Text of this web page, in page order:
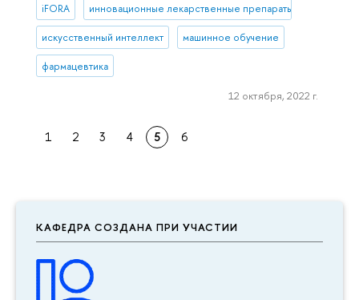
КАФЕДРА СОЗДАНА ПРИ УЧАСТИИ
iFORA инновационные лекарственные препараты
искусственный интеллект машинное обучение
фармацевтика
12 октября, 2022 г.
1 2 3 4 5 6